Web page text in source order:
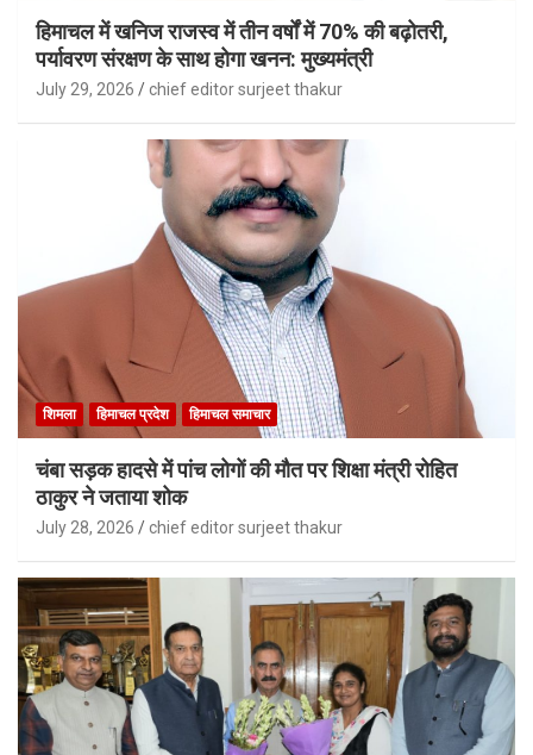
हिमाचल में खनिज राजस्व में तीन वर्षों में 70% की बढ़ोतरी,
पर्यावरण संरक्षण के साथ होगा खनन: मुख्यमंत्री
July 29, 2026 chief editor surjeet thakur
शिमला हिमाचल प्रदेश हिमाचल समाचार
चंबा सड़क हादसे में पांच लोगों की मौत पर शिक्षा मंत्री रोहित
ठाकुर ने जताया शोक
July 28, 2026 chief editor surjeet thakur